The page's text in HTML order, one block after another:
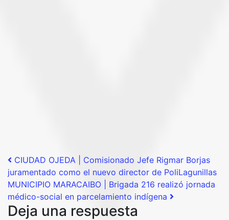
Post navigation
CIUDAD OJEDA | Comisionado Jefe Rigmar Borjas
juramentado como el nuevo director de PoliLagunillas
MUNICIPIO MARACAIBO | Brigada 216 realizó jornada
médico-social en parcelamiento indígena
Deja una respuesta